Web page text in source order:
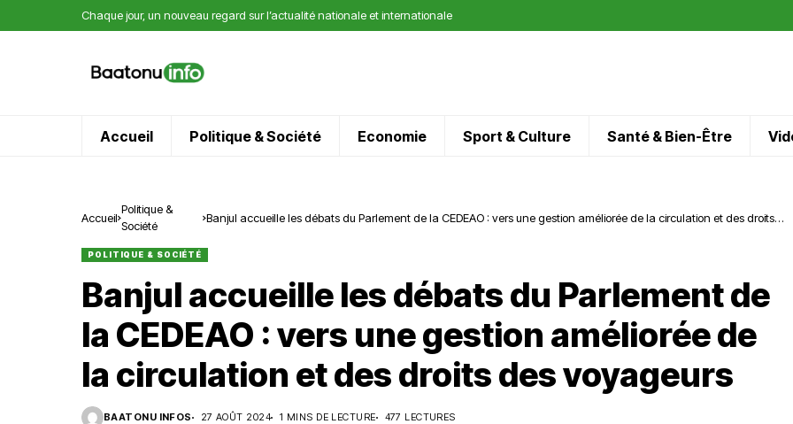
Chaque jour, un nouveau regard sur l’actualité nationale et internationale
Accueil Politique & Société Economie Sport & Culture Santé & Bien-Être
Accueil
Politique &
Société
Banjul accueille les débats du Parlement de la CEDEAO : vers une gestion améliorée de la circulation et des droits
POLITIQUE & SOCIÉTÉ
Banjul accueille les débats du Parlement de
la CEDEAO : vers une gestion améliorée de
la circulation et des droits des voyageurs
BAATONU INFOS 27 AOÛT 2024 1 MINS DE LECTURE 477 LECTURES